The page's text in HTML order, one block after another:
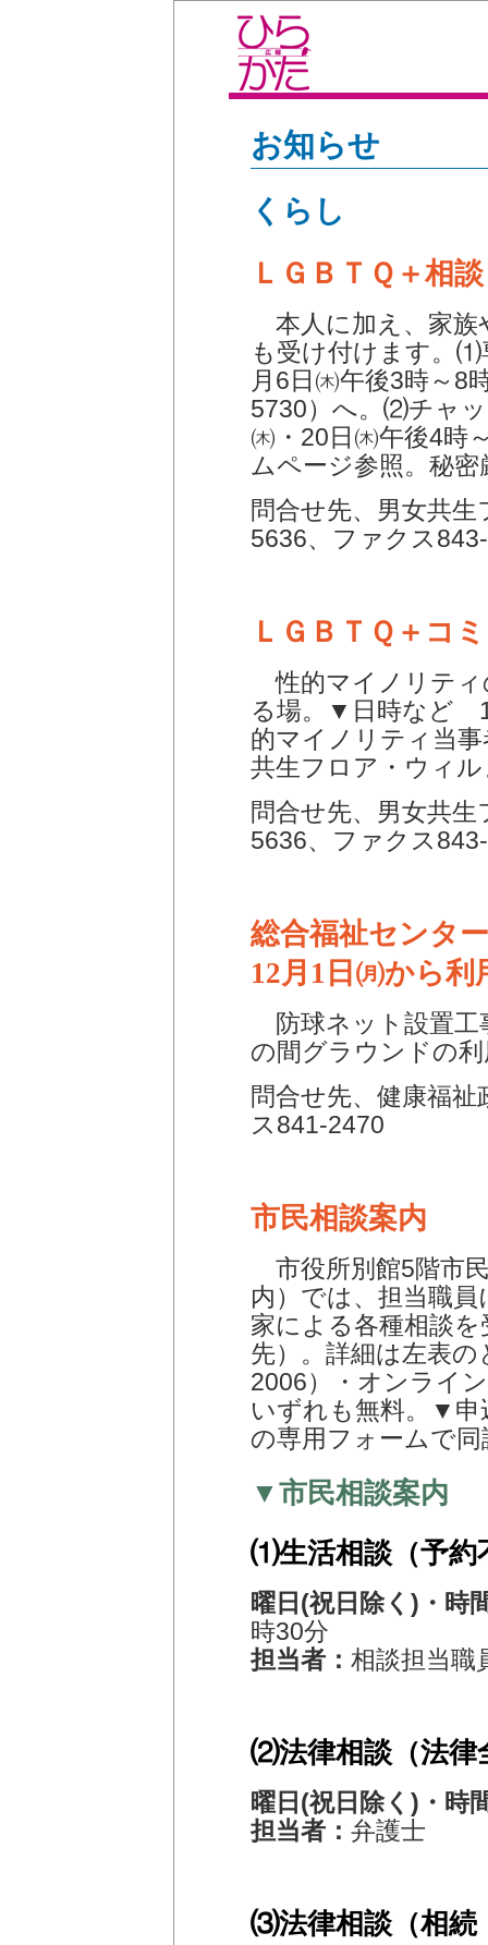
お知らせ
くらし
ＬＧＢＴＱ＋相談
本人に加え、家族
も受け付けます
月6日㈭午後3時～8
5730）へ。⑵チャ
㈭・20日㈭午後4時
ムページ参照。秘密
問合せ先、男女共
5636、ファクス
ＬＧＢＴＱ＋コ
性的マイノリティ
る場。▼日時など
的マイノリティ当
共生フロア・ウィ
問合せ先、男女共
5636、ファクス
総合福祉センタ
12月1日㈪から利
防球ネット設置工
の間グラウンドの
問合せ先、健康福
ス841-2470
市民相談案内
市役所別館5階市
内）では、担当職
家による各種相談
先）。詳細は左表
2006）・オンライ
いずれも無料。▼
の専用フォームで同
▼市民相談案内
⑴生活相談（予約
曜日(祝日除く)・時
時30分
担当者： 相談担当職
⑵法律相談（法律
曜日(祝日除く)・時
担当者： 弁護士
⑶法律相談（相続